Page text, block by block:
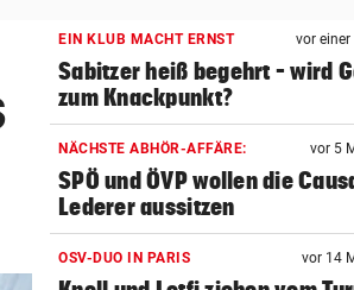
EIN KLUB MACHT ERNST vor
Sabitzer heiß begehrt – wird
zum Knackpunkt?
NÄCHSTE ABHÖR-AFFÄRE: vor 5
SPÖ und ÖVP wollen die
Lederer aussitzen
OSV-DUO IN PARIS vor 14